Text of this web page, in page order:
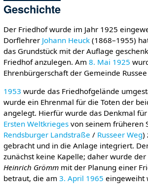
Geschichte
Der Friedhof wurde im Jahr 1925
Dorflehrer Johann Heuck(1868–1955)
das Grundstück mit der Auflage
Friedhof anzulegen. Am 8. Mai 1925
Ehrenbürgerschaft der Gemeinde
1953 wurde das Friedhofgelände
wurde ein Ehrenmal für die Toten der
angelegt. Hierfür wurde das Denkmal
Ersten Weltkriegesvon seinem früheren
Rendsburger Landstraße / Russeer Weg)
gebracht und in die Anlage integriert.
zunächst keine Kapelle; daher wurde der
Heinrich Grömmmit der Planung einer
betraut, die am 3. April 1965 eingeweiht